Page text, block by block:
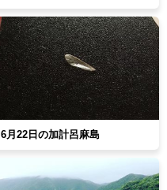
6月22日の加計呂麻島